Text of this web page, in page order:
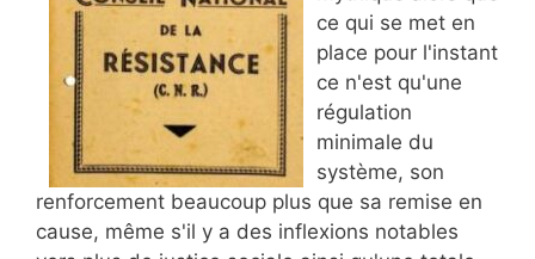
ce qui se met en
place pour l'instant
ce n'est qu'une
régulation
minimale du
système, son
renforcement beaucoup plus que sa remise en
cause, même s'il y a des inflexions notables